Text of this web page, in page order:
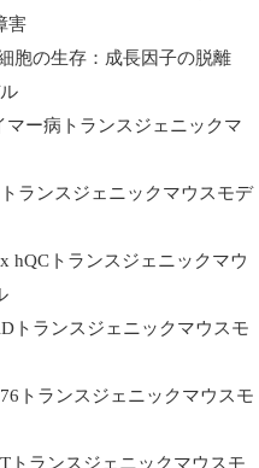
害
胞の生存：成長因子の脱離
マー病トランスジェニックマ
トランスジェニックマウスモデ
x hQCトランスジェニックマウ
トランスジェニックマウスモ
トランスジェニックマウスモ
トランスジェニックマウスモ